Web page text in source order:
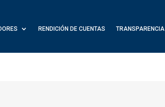
RENDICIÓN DE CUENTAS TRANSPARENCIA